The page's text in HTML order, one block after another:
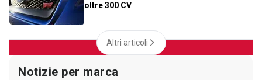
oltre 300 CV
Altri articoli
Notizie per marca